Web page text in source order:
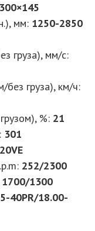
мм: 1250-2850
груза), мм/с:
без груза), км/ч:
%: 21
301
252/2300
1700/1300
40PR/18.00-